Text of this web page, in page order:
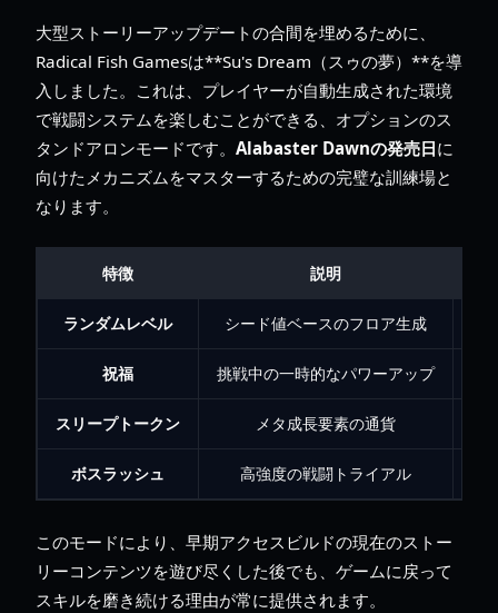
大型ストーリーアップデートの合間を埋めるために、
Radical Fish Gamesは**Su's Dream（スゥの夢）**を導
入しました。これは、プレイヤーが自動生成された環境
で戦闘システムを楽しむことができる、オプションのス
タンドアロンモードです。 Alabaster Dawnの発売日に
向けたメカニズムをマスターするための完璧な訓練場と
なります。
特徴 説明
ランダムレベル シード値ベースのフロア生成
祝福 挑戦中の一時的なパワーアップ
スリープトークン メタ成長要素の通貨
ボスラッシュ 高強度の戦闘トライアル
このモードにより、早期アクセスビルドの現在のストー
リーコンテンツを遊び尽くした後でも、ゲームに戻って
スキルを磨き続ける理由が常に提供されます。